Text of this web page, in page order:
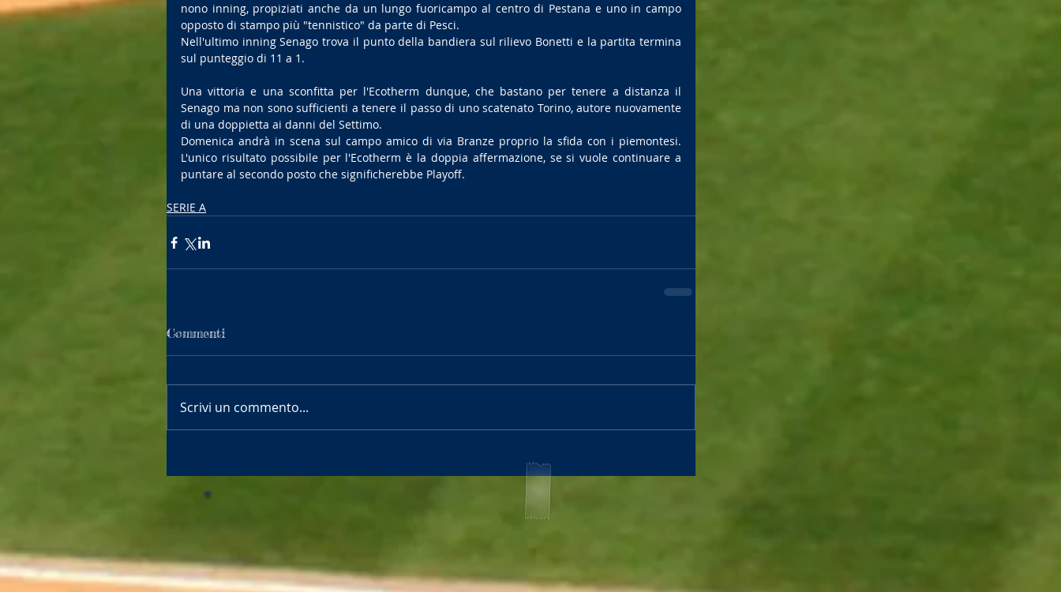
nono inning, propiziati anche da un lungo fuoricampo al centro di Pestana e uno in campo
opposto di stampo più "tennistico" da parte di Pesci.
Nell'ultimo inning Senago trova il punto della bandiera sul rilievo Bonetti e la partita termina
sul punteggio di 11 a 1.
Una vittoria e una sconfitta per l'Ecotherm dunque, che bastano per tenere a distanza il
Senago ma non sono sufficienti a tenere il passo di uno scatenato Torino, autore nuovamente
di una doppietta ai danni del Settimo.
Domenica andrà in scena sul campo amico di via Branze proprio la sfida con i piemontesi.
L'unico risultato possibile per l'Ecotherm è la doppia affermazione, se si vuole continuare a
puntare al secondo posto che significherebbe Playoff.
SERIE A
Commenti
Scrivi un commento...